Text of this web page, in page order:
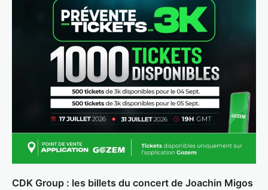
CDK Group : les billets du concert de Joachin Migos